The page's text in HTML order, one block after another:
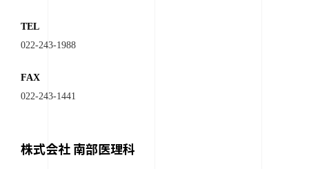
TEL
022-243-1988
FAX
022-243-1441
株式会社 南部医理科